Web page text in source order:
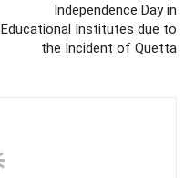
Independence Day in
Educational Institutes due to
the Incident of Quetta